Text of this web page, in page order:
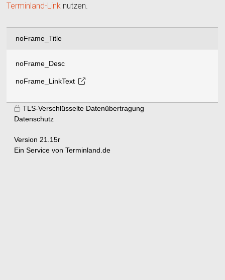
Terminland-Link nutzen.